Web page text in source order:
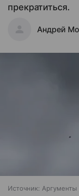
прекратиться.
Андрей
Источник: Аргументы